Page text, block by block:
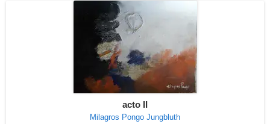
acto II
Milagros Pongo Jungbluth